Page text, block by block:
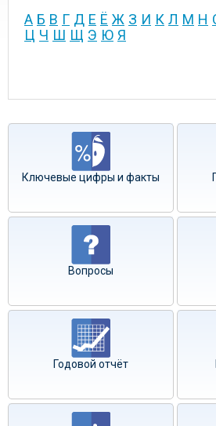
А Б В Г Д Е Ё Ж З И К Л М Н
Ц Ч Ш Щ Э Ю Я
Ключевые цифры и факты
Вопросы
Годовой отчёт